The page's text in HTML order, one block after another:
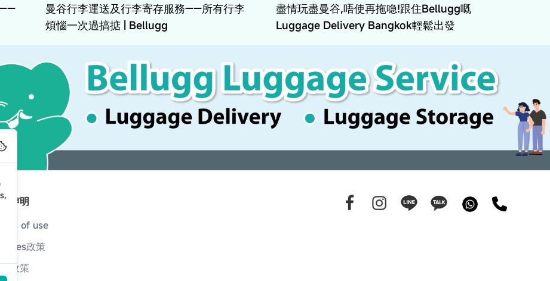
——
曼谷行李運送及行李寄存服務——所有行李
煩惱一次過搞掂 | Bellugg
盡情玩盡曼谷,唔使再拖喼!跟住Bellugg嘅
Luggage Delivery Bangkok輕鬆出發
声明
of use
政策
政策